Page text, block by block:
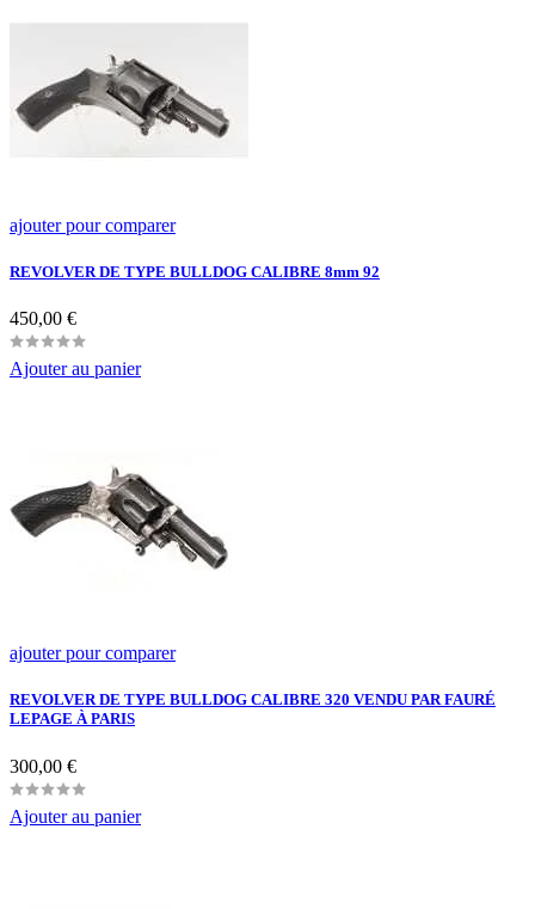
ajouter pour comparer
REVOLVER DE TYPE BULLDOG CALIBRE 8mm 92
Prix
450,00 €
Ajouter au panier
ajouter pour comparer
REVOLVER DE TYPE BULLDOG CALIBRE 320 VENDU PAR FAURÉ
LEPAGE À PARIS
Prix
300,00 €
Ajouter au panier